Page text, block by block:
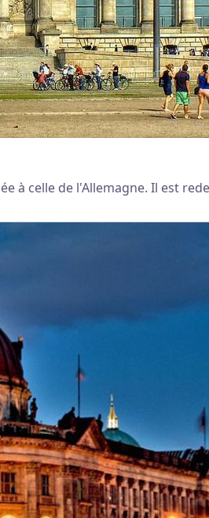
à celle de l'Allemagne. Il est